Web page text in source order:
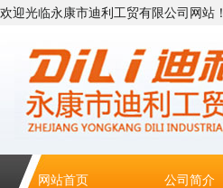
欢迎光临永康市迪利工贸有限公司网站！
网站首页 公司简介